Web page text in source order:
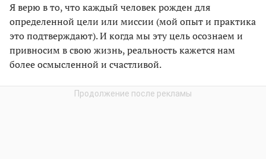
Я верю в то, что каждый человек рожден для
определенной цели или миссии (мой опыт и практика
это подтверждают). И когда мы эту цель осознаем и
привносим в свою жизнь, реальность кажется нам
более осмысленной и счастливой.